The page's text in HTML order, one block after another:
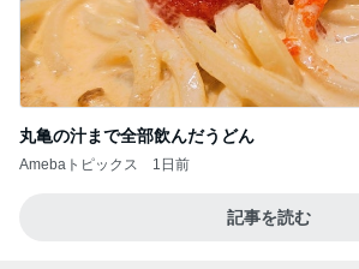
丸亀の汁まで全部飲んだうどん
Amebaトピックス 1日前
記事を読む